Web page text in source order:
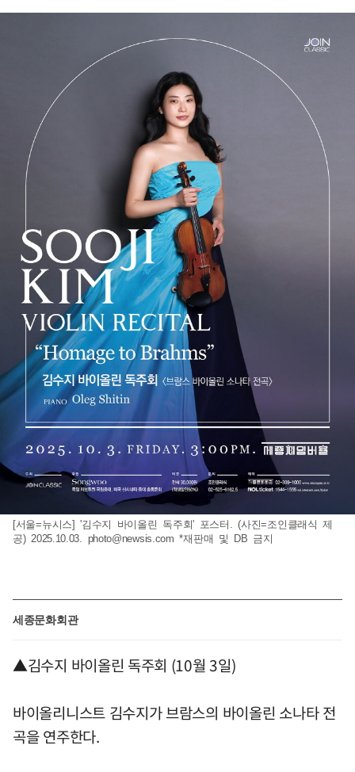
[서울=뉴시스] '김수지 바이올린 독주회' 포스터. (사진=조인클래식 제
공) 2025.10.03. photo@newsis.com *재판매 및 DB 금지
세종문화회관
▲김수지 바이올린 독주회 (10월 3일)
바이올리니스트 김수지가 브람스의 바이올린 소나타 전
곡을 연주한다.